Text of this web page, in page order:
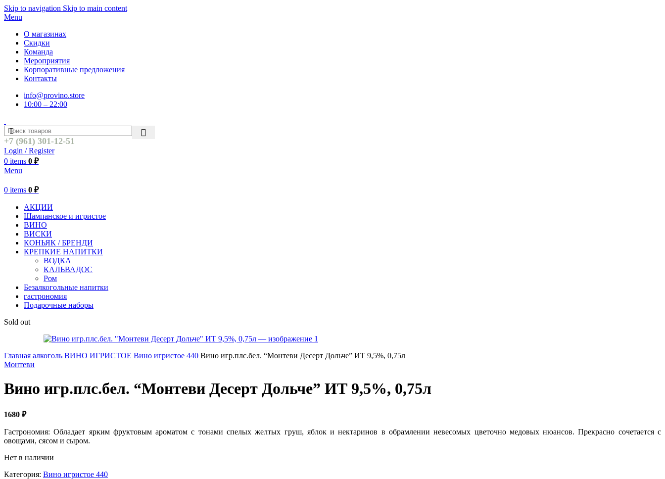
Skip to navigation Skip to main content
Menu
О магазинах
Скидки
Команда
Мероприятия
Корпоративные предложения
Контакты
info@provino.store
10:00 – 22:00
+7 (961) 301-12-51
Login / Register
0 items 0 ₽
Menu
0 items 0 ₽
АКЦИИ
Шампанское и игристое
ВИНО
ВИСКИ
КОНЬЯК / БРЕНДИ
КРЕПКИЕ НАПИТКИ
ВОДКА
КАЛЬВАДОС
Ром
Безалкогольные напитки
гастрономия
Подарочные наборы
Sold out
Главная алкоголь ВИНО ИГРИСТОЕ Вино игристое 440 Вино игр.плс.бел. “Монтеви Десерт Дольче” ИТ 9,5%, 0,75л
Монтеви
Вино игр.плс.бел. “Монтеви Десерт Дольче” ИТ 9,5%, 0,75л
1680 ₽
Гастрономия: Обладает ярким фруктовым ароматом с тонами спелых желтых груш, яблок и нектаринов в обрамлении невесомых цветочно медовых нюансов. Прекрасно сочетается с
овощами, сясом и сыром.
Нет в наличии
Категория: Вино игристое 440